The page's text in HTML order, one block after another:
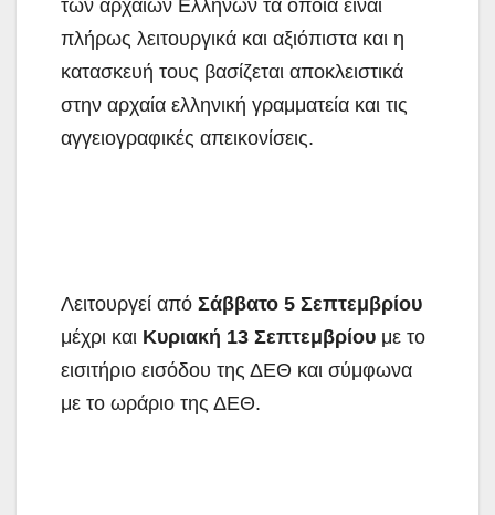
των αρχαίων Ελλήνων τα οποία είναι
πλήρως λειτουργικά και αξιόπιστα και η
κατασκευή τους βασίζεται αποκλειστικά
στην αρχαία ελληνική γραμματεία και τις
αγγειογραφικές απεικονίσεις.
Λειτουργεί από Σάββατο 5 Σεπτεμβρίου
μέχρι και Κυριακή 13 Σεπτεμβρίου με το
εισιτήριο εισόδου της ΔΕΘ και σύμφωνα
με το ωράριο της ΔΕΘ.